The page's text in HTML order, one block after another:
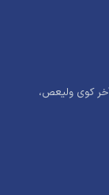
کوی ولیعص،